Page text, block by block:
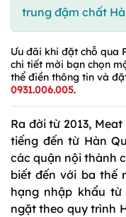
trung đậm chất
Ưu đãi khi đặt chỗ qua
chi tiết mời bạn chọn
thể điền thông tin và
0931.006.005.
Ra đời từ 2013,
tiếng đến từ Hàn
các quận nội thành
biết đến với ba thế
hạng nhập khẩu từ
ngặt theo quy trình